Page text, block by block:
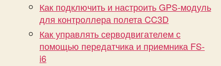
Как подключить и настроить GPS-модуль
для контроллера полета CC3D
Как управлять серводвигателем с
помощью передатчика и приемника FS-
i6